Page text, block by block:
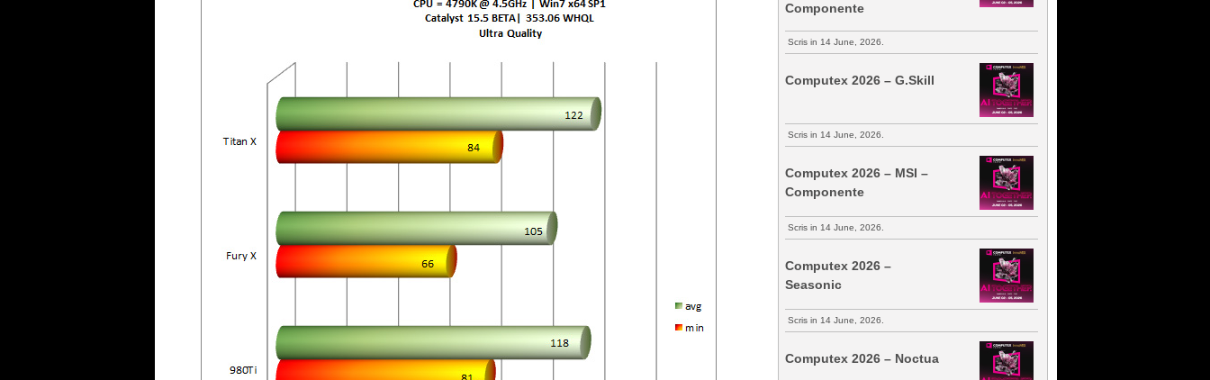
Componente
Scris in 14 June, 2026.
Computex 2026 – G.Skill
Scris in 14 June, 2026.
Computex 2026 – MSI –
Componente
Scris in 14 June, 2026.
Computex 2026 –
Seasonic
Scris in 14 June, 2026.
Computex 2026 – Noctua